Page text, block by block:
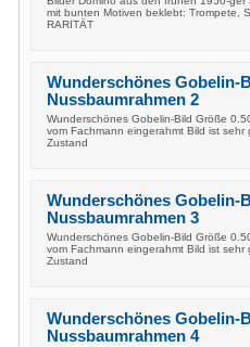
mit bunten Motiven beklebt: Trompete,
RARITÄT
Wunderschönes Gobelin-
Nussbaumrahmen 2
Wunderschönes Gobelin-Bild Größe
vom Fachmann eingerahmt Bild ist
Zustand
Wunderschönes Gobelin-
Nussbaumrahmen 3
Wunderschönes Gobelin-Bild Größe
vom Fachmann eingerahmt Bild ist
Zustand
Wunderschönes Gobelin-
Nussbaumrahmen 4